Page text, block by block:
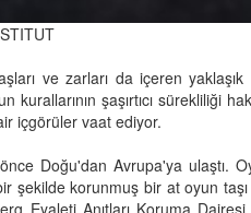
ve zarları da içeren yaklaşık
şaşırtıcı sürekliliği
içgörüler vaat ediyor.
Doğu'dan Avrupa'ya
şekilde korunmuş bir at oyun